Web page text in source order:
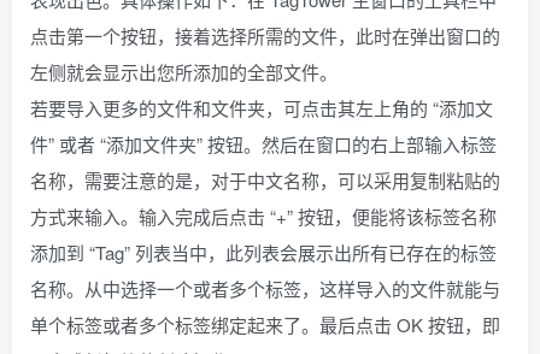
点击第一个按钮，接着选择所需的文件，此时在弹出窗口的
左侧就会显示出您所添加的全部文件。
若要导入更多的文件和文件夹，可点击其左上角的 “添加文
件” 或者 “添加文件夹” 按钮。然后在窗口的右上部输入标签
名称，需要注意的是，对于中文名称，可以采用复制粘贴的
方式来输入。输入完成后点击 “+” 按钮，便能将该标签名称
添加到 “Tag” 列表当中，此列表会展示出所有已存在的标签
名称。从中选择一个或者多个标签，这样导入的文件就能与
单个标签或者多个标签绑定起来了。最后点击 OK 按钮，即